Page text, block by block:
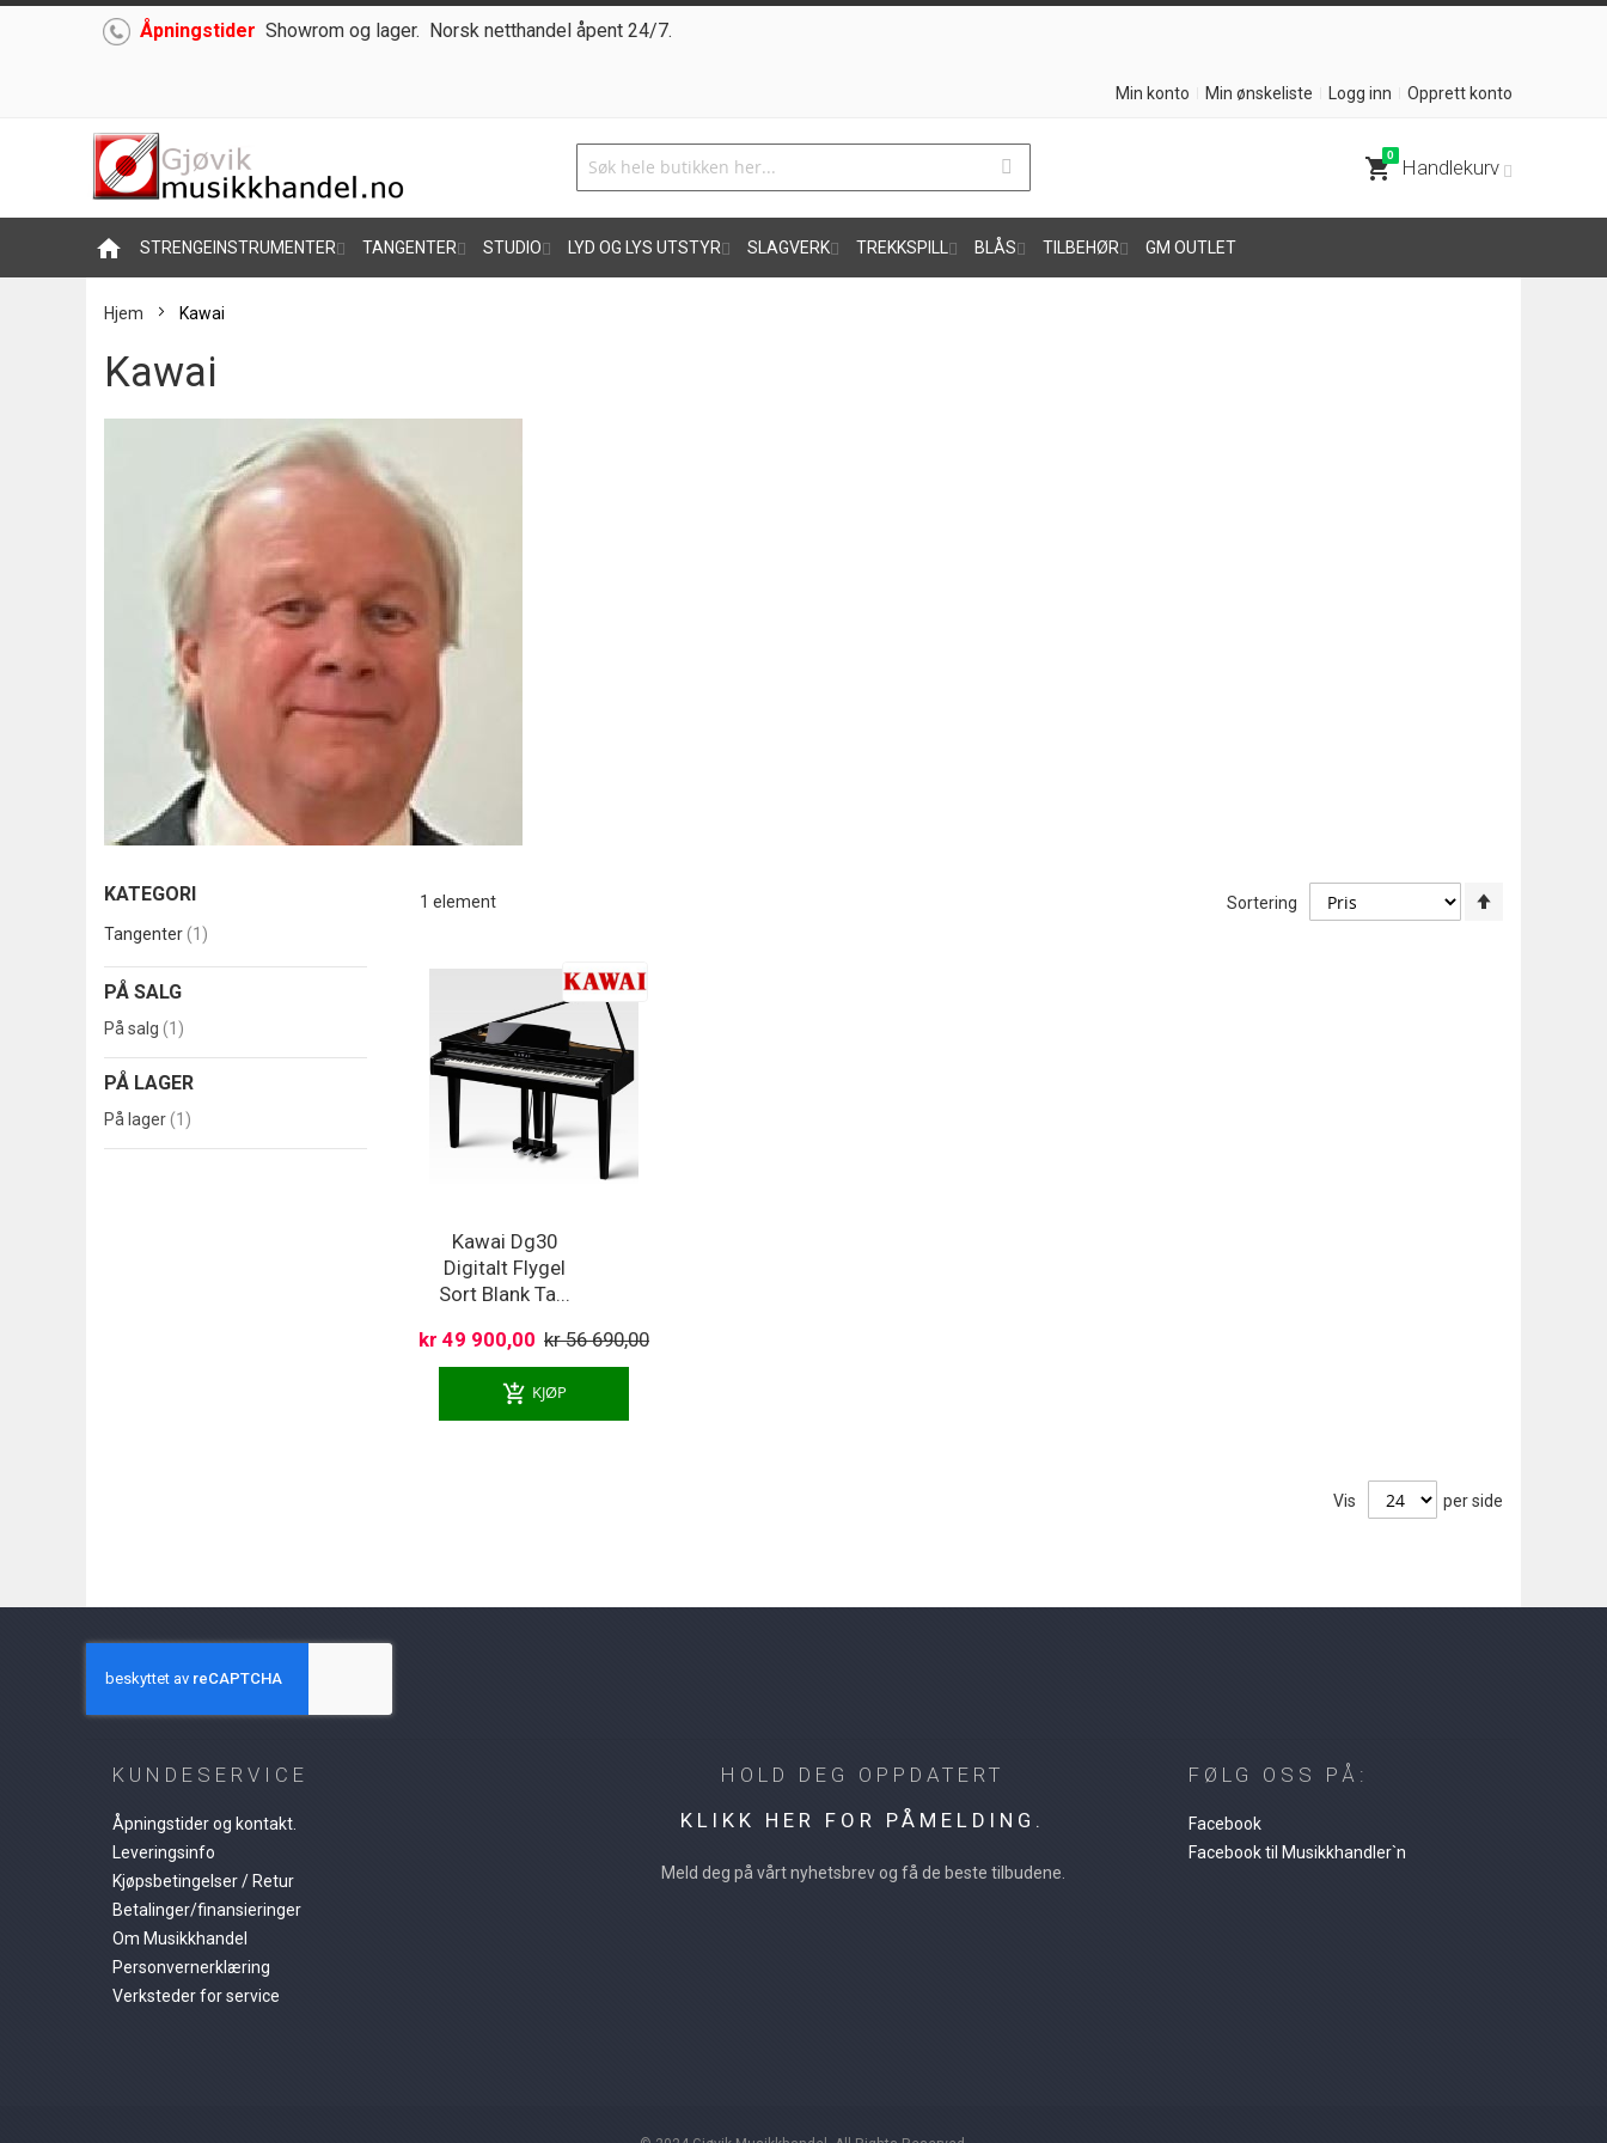
Hoppe Åpningstider Showrom og lager. Norsk netthandel åpent 24/7.
Min konto Min ønskeliste Logg inn Opprett konto
shopping_cart
0
Handlekurv
home STRENGEINSTRUMENTER TANGENTER STUDIO LYD OG LYS UTSTYR SLAGVERK TREKKSPILL BLÅS TILBEHØR GM OUTLET
Hjem Kawai
Kawai
1 element Sortering
Kawai Dg30
Digitalt Flygel
Sort Blank Ta...
kr 49 900,00 kr 56 690,00
add_shopping_cart KJØP
Vis per side
KATEGORI
Tangenter 1
produkt
PÅ SALG
På salg 1
produkt
PÅ LAGER
På lager 1
produkt
KUNDESERVICE
Åpningstider og kontakt.
Leveringsinfo
Kjøpsbetingelser / Retur
Betalinger/finansieringer
Om Musikkhandel
Personvernerklæring
Verksteder for service
HOLD DEG OPPDATERT
KLIKK HER FOR PÅMELDING.
Meld deg på vårt nyhetsbrev og få de beste tilbudene.
FØLG OSS PÅ:
Facebook
Facebook til Musikkhandler`n